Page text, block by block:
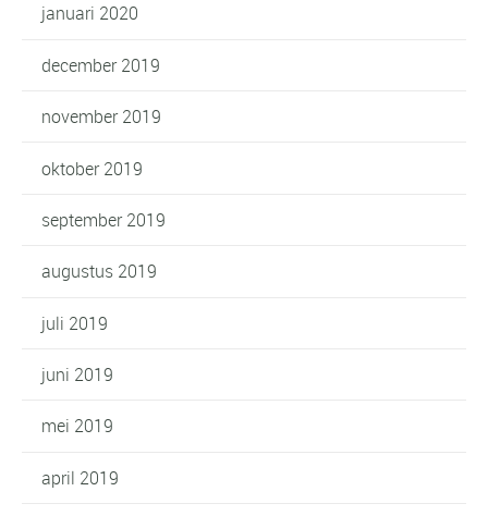
januari 2020
december 2019
november 2019
oktober 2019
september 2019
augustus 2019
juli 2019
juni 2019
mei 2019
april 2019